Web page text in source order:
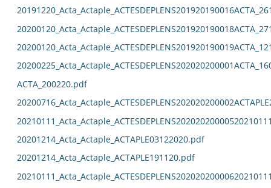
ACTA_200220.pdf
20201214_Acta_Actaple_ACTAPLE03122020.pdf
20201214_Acta_Actaple_ACTAPLE191120.pdf